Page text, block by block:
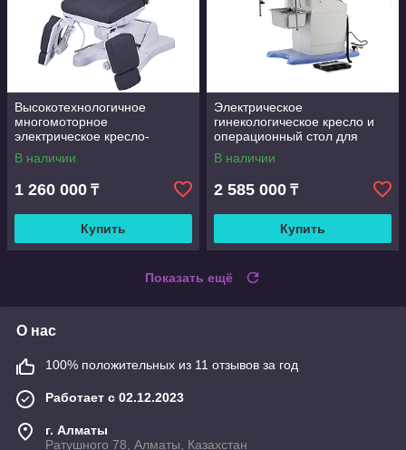
Высокотехнологичное
многомоторное
электрическое кресло-
трансформер премиум-класс
для гинекологии
В наличии
1 260 000 ₸
Купить
Электрическое
гинекологическое кресло и
операционный стол для
родовспоможения бренда
MT MEDICAL модели DST-
В наличии
2 585 000 ₸
Купить
Показать ещё
О нас
100% положительных из 11 отзывов за год
Работает с 02.12.2023
г. Алматы
Ратушного 78, Алматы, Казахстан